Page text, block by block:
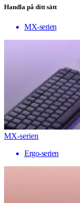
Handla på ditt sätt
MX-serien
MX-serien
Ergo-serien